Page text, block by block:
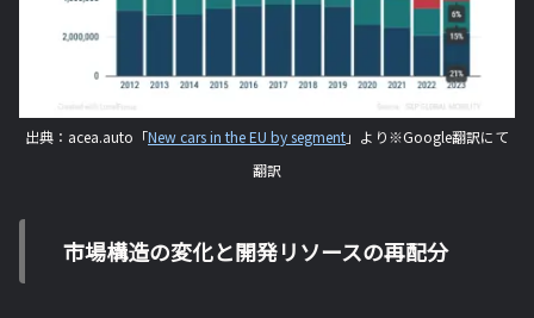
出典：acea.auto「New cars in the EU by segment」より※Google翻訳にて
翻訳
市場構造の変化と開発リソースの再配分